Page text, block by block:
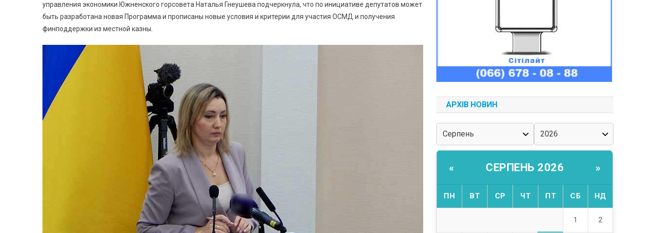
управления экономики Южненского горсовета Наталья Гнеушева подчеркнула, что по инициативе депутатов может
быть разработана новая Программа и прописаны новые условия и критерии для участия ОСМД и получения
финподдержки из местной казны.
АРХІВ НОВИН
« СЕРПЕНЬ 2026 »
ПН ВТ СР ЧТ ПТ СБ НД
1 2